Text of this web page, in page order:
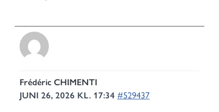
Frédéric CHIMENTI
JUNI 26, 2026 KL. 17:34 #529437